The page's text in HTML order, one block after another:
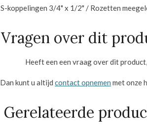
S-koppelingen 3/4" x 1/2" / Rozetten
Vragen over dit
Heeft een een vraag over dit product,
Dan kunt u altijd contact opnemen met onze
Gerelateerde